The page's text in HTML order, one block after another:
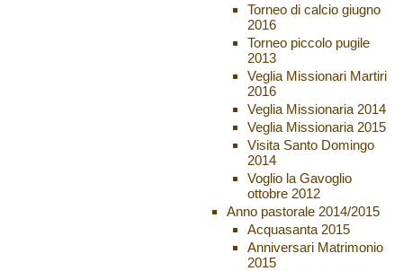
Torneo di calcio giugno
2016
Torneo piccolo pugile
2013
Veglia Missionari Martiri
2016
Veglia Missionaria 2014
Veglia Missionaria 2015
Visita Santo Domingo
2014
Voglio la Gavoglio
ottobre 2012
Anno pastorale 2014/2015
Acquasanta 2015
Anniversari Matrimonio
2015